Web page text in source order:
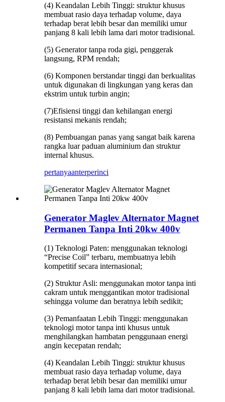
(4) Keandalan Lebih Tinggi: struktur khusus
membuat rasio daya terhadap volume, daya
terhadap berat lebih besar dan memiliki umur
panjang 8 kali lebih lama dari motor tradisional.
(5) Generator tanpa roda gigi, penggerak
langsung, RPM rendah;
(6) Komponen berstandar tinggi dan berkualitas
untuk digunakan di lingkungan yang keras dan
ekstrim untuk turbin angin;
(7)Efisiensi tinggi dan kehilangan energi
resistansi mekanis rendah;
(8) Pembuangan panas yang sangat baik karena
rangka luar paduan aluminium dan struktur
internal khusus.
pertanyaanterperinci
Generator Maglev Alternator Magnet
Permanen Tanpa Inti 20kw 400v
(1) Teknologi Paten: menggunakan teknologi
“Precise Coil” terbaru, membuatnya lebih
kompetitif secara internasional;
(2) Struktur Asli: menggunakan motor tanpa inti
cakram untuk menggantikan motor tradisional
sehingga volume dan beratnya lebih sedikit;
(3) Pemanfaatan Lebih Tinggi: menggunakan
teknologi motor tanpa inti khusus untuk
menghilangkan hambatan penggunaan energi
angin kecepatan rendah;
(4) Keandalan Lebih Tinggi: struktur khusus
membuat rasio daya terhadap volume, daya
terhadap berat lebih besar dan memiliki umur
panjang 8 kali lebih lama dari motor tradisional.